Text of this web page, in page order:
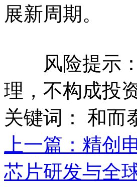
展新周期。
风险提示：
理，不构成投
关键词：
和而
上一篇：精创
芯片研发与全